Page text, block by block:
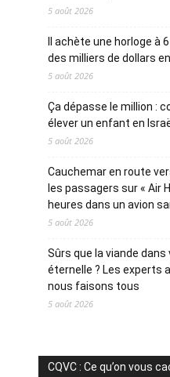
5 août 2026
Il achète une horloge à
des milliers de dollars
5 août 2026
Ça dépasse le million :
élever un enfant en
5 août 2026
Cauchemar en route
les passagers sur « Air
heures dans un avion
5 août 2026
Sûrs que la viande
éternelle ? Les experts
nous faisons tous
5 août 2026
CQVC : Ce qu’on vous